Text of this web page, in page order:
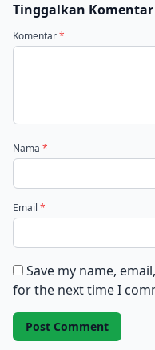
Tinggalkan Komentar
Komentar*
Nama *
Email *
Save my name,
for the next time I